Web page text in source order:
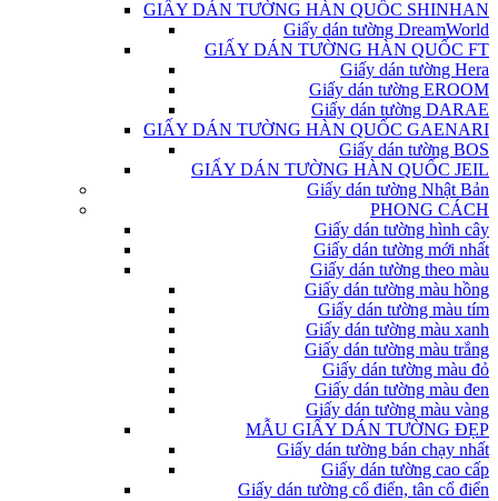
GIẤY DÁN TƯỜNG HÀN QUỐC SHINHAN
Giấy dán tường DreamWorld
GIẤY DÁN TƯỜNG HÀN QUỐC FT
Giấy dán tường Hera
Giấy dán tường EROOM
Giấy dán tường DARAE
GIẤY DÁN TƯỜNG HÀN QUỐC GAENARI
Giấy dán tường BOS
GIẤY DÁN TƯỜNG HÀN QUỐC JEIL
Giấy dán tường Nhật Bản
PHONG CÁCH
Giấy dán tường hình cây
Giấy dán tường mới nhất
Giấy dán tường theo màu
Giấy dán tường màu hồng
Giấy dán tường màu tím
Giấy dán tường màu xanh
Giấy dán tường màu trắng
Giấy dán tường màu đỏ
Giấy dán tường màu đen
Giấy dán tường màu vàng
MẪU GIẤY DÁN TƯỜNG ĐẸP
Giấy dán tường bán chạy nhất
Giấy dán tường cao cấp
Giấy dán tường cổ điển, tân cổ điển